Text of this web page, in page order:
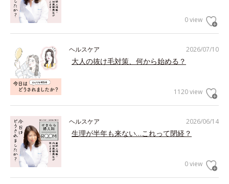
0 view
2026/07/10
ヘルスケア
大人の抜け毛対策、何から始める？
1120 view
2026/06/14
ヘルスケア
生理が半年も来ない…これって閉経？
0 view